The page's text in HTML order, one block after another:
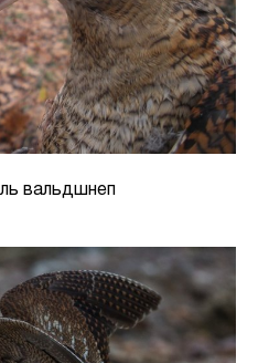
вальдшнеп